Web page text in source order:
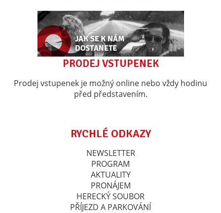
PRODEJ VSTUPENEK
Prodej vstupenek je možný online nebo vždy hodinu
před představením.
RYCHLÉ ODKAZY
NEWSLETTER
PROGRAM
AKTUALITY
PRONÁJEM
HERECKÝ SOUBOR
PŘÍJEZD A PARKOVÁNÍ